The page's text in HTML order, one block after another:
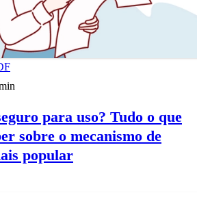
para uso? Tudo o que
sobre o mecanismo de
popular